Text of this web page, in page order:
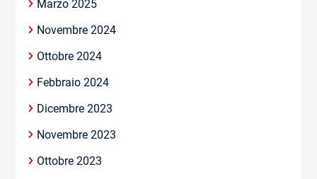
Marzo 2025
Novembre 2024
Ottobre 2024
Febbraio 2024
Dicembre 2023
Novembre 2023
Ottobre 2023